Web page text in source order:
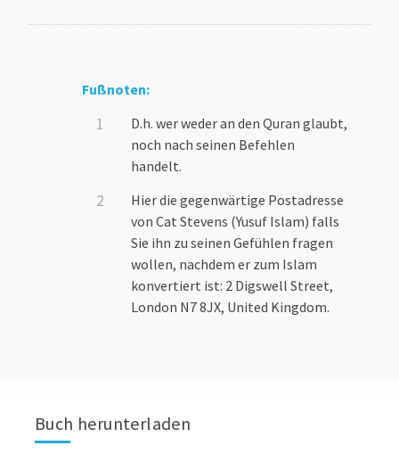
Fußnoten:
D.h. wer weder an den Quran glaubt,
noch nach seinen Befehlen
handelt.
Hier die gegenwärtige Postadresse
von Cat Stevens (Yusuf Islam) falls
Sie ihn zu seinen Gefühlen fragen
wollen, nachdem er zum Islam
konvertiert ist: 2 Digswell Street,
London N7 8JX, United Kingdom.
Buch herunterladen